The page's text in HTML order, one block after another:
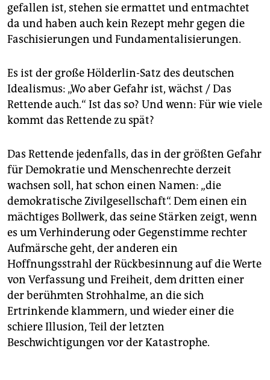
gefallen ist, stehen sie ermattet und entmachtet
da und haben auch kein Rezept mehr gegen die
Faschisierungen und Fundamentalisierungen.
Es ist der große Hölderlin-Satz des deutschen
Idealismus: „Wo aber Gefahr ist, wächst / Das
Rettende auch.“ Ist das so? Und wenn: Für wie viele
kommt das Rettende zu spät?
Das Rettende jedenfalls, das in der größten Gefahr
für Demokratie und Menschenrechte derzeit
wachsen soll, hat schon einen Namen: „die
demokratische Zivilgesellschaft“. Dem einen ein
mächtiges Bollwerk, das seine Stärken zeigt, wenn
es um Verhinderung oder Gegenstimme rechter
Aufmärsche geht, der anderen ein
Hoffnungsstrahl der Rückbesinnung auf die Werte
von Verfassung und Freiheit, dem dritten einer
der berühmten Strohhalme, an die sich
Ertrinkende klammern, und wieder einer die
schiere Illusion, Teil der letzten
Beschwichtigungen vor der Katastrophe.